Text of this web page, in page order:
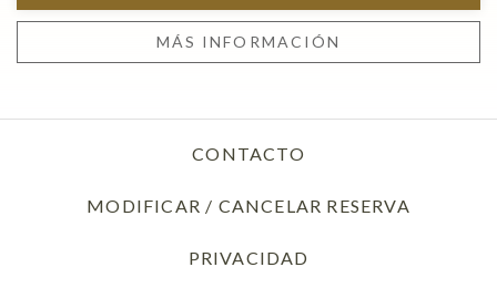
MÁS INFORMACIÓN
CONTACTO
MODIFICAR / CANCELAR RESERVA
PRIVACIDAD